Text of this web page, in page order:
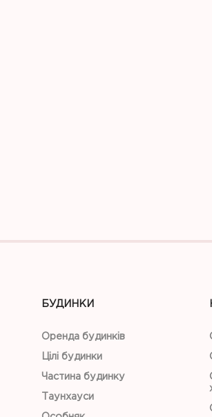
БУДИНКИ
Оренда будинків
Цілі будинки
Частина будинку
Таунхауси